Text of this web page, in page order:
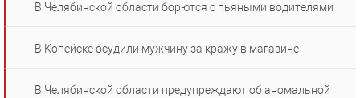
В Челябинской области борются с пьяными водителями
В Копейске осудили мужчину за кражу в магазине
В Челябинской области предупреждают об аномальной